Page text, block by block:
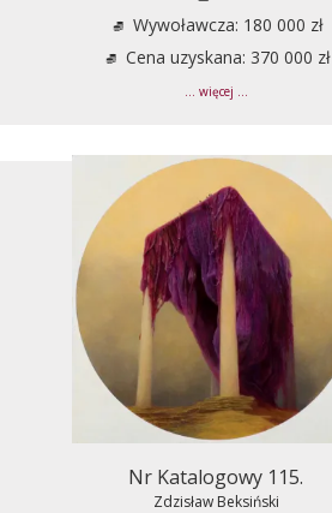
Wywoławcza: 180 000 zł
Cena uzyskana: 370 000 zł
... więcej ...
Nr Katalogowy 115.
Zdzisław Beksiński